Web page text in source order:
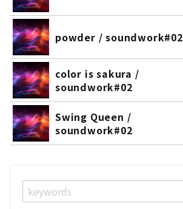
powder / soundwork#02
color is sakura /
soundwork#02
Swing Queen /
soundwork#02